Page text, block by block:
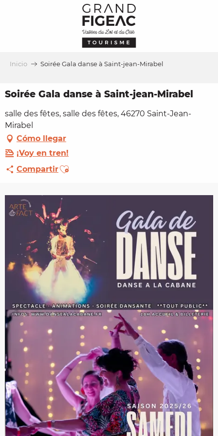
Inicio Soirée Gala danse à Saint-jean-Mirabel
Soirée Gala danse à Saint-jean-Mirabel
salle des fêtes, salle des fêtes, 46270 Saint-Jean-
Mirabel
Cómo llegar
¡Voy en tren!
CompartirAjouter aux favoris